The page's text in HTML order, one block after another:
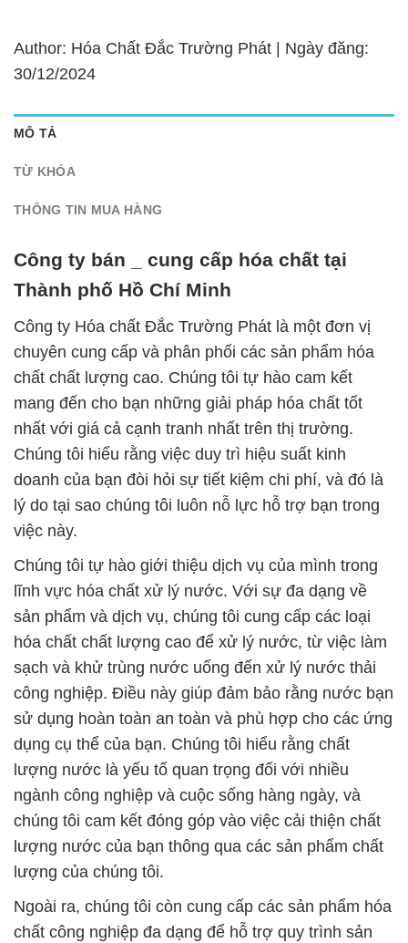
Author: Hóa Chất Đắc Trường Phát | Ngày đăng:
30/12/2024
MÔ TẢ
TỪ KHÓA
THÔNG TIN MUA HÀNG
Công ty bán _ cung cấp hóa chất tại
Thành phố Hồ Chí Minh
Công ty Hóa chất Đắc Trường Phát là một đơn vị
chuyên cung cấp và phân phối các sản phẩm hóa
chất chất lượng cao. Chúng tôi tự hào cam kết
mang đến cho bạn những giải pháp hóa chất tốt
nhất với giá cả cạnh tranh nhất trên thị trường.
Chúng tôi hiểu rằng việc duy trì hiệu suất kinh
doanh của bạn đòi hỏi sự tiết kiệm chi phí, và đó là
lý do tại sao chúng tôi luôn nỗ lực hỗ trợ bạn trong
việc này.
Chúng tôi tự hào giới thiệu dịch vụ của mình trong
lĩnh vực hóa chất xử lý nước. Với sự đa dạng về
sản phẩm và dịch vụ, chúng tôi cung cấp các loại
hóa chất chất lượng cao để xử lý nước, từ việc làm
sạch và khử trùng nước uống đến xử lý nước thải
công nghiệp. Điều này giúp đảm bảo rằng nước bạn
sử dụng hoàn toàn an toàn và phù hợp cho các ứng
dụng cụ thể của bạn. Chúng tôi hiểu rằng chất
lượng nước là yếu tố quan trọng đối với nhiều
ngành công nghiệp và cuộc sống hàng ngày, và
chúng tôi cam kết đóng góp vào việc cải thiện chất
lượng nước của bạn thông qua các sản phẩm chất
lượng của chúng tôi.
Ngoài ra, chúng tôi còn cung cấp các sản phẩm hóa
chất công nghiệp đa dạng để hỗ trợ quy trình sản